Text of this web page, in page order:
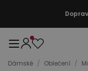
Dámské / Oblečení /